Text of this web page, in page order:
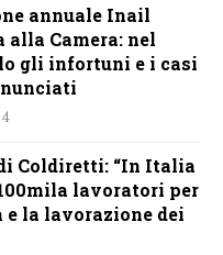
annuale Inail
alla Camera: nel
gli infortuni e i casi
Coldiretti: “In Italia
lavoratori per
e la lavorazione dei